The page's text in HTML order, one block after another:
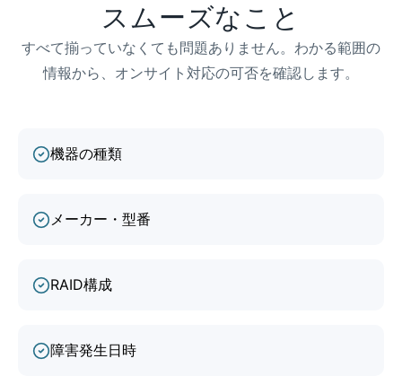
スムーズなこと
すべて揃っていなくても問題ありません。わかる範囲の
情報から、オンサイト対応の可否を確認します。
機器の種類
メーカー・型番
RAID構成
障害発生日時